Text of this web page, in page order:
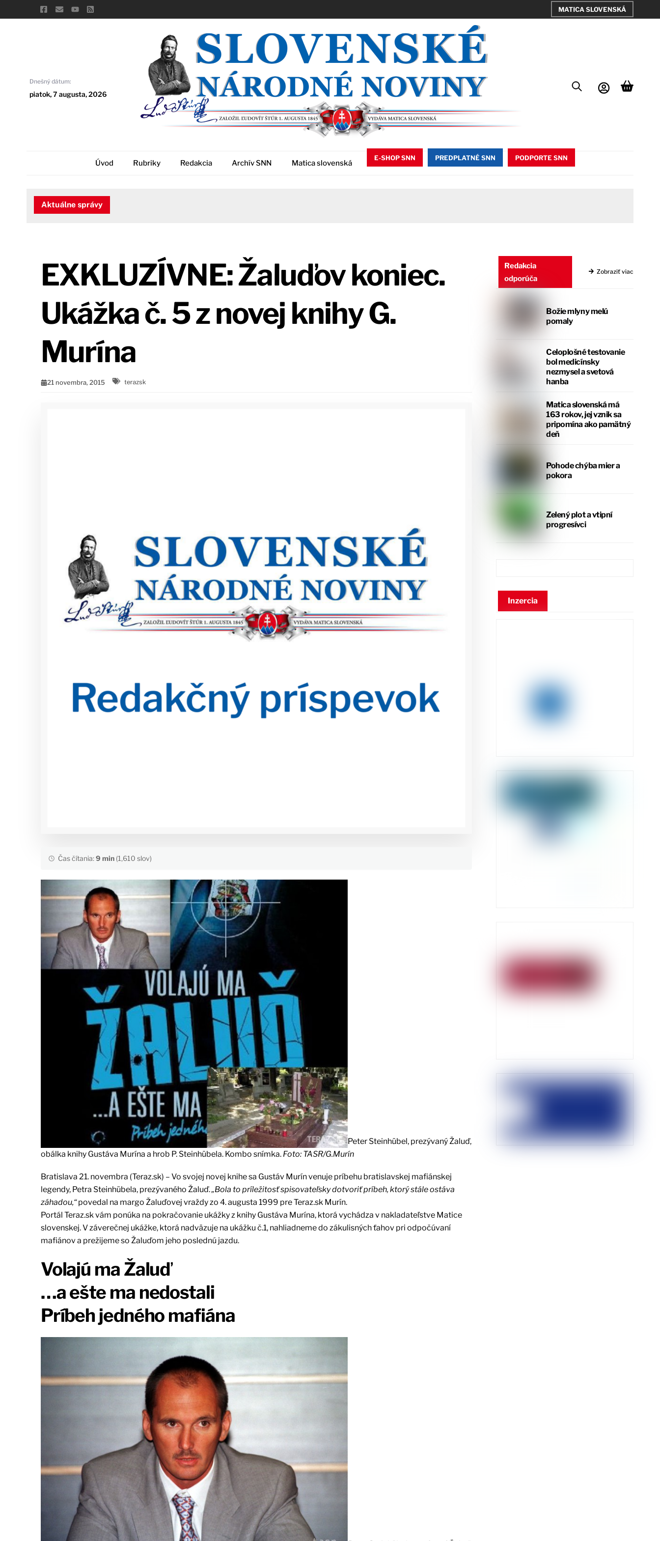
to
MATICA SLOVENSKÁ
Dnešný dátum:
piatok, 7 augusta, 2026
Úvod Rubriky Redakcia Archív SNN Matica slovenská
E-SHOP SNN PREDPLATNÉ SNN PODPORTE SNN
Aktuálne správy
EXKLUZÍVNE: Žaluďov koniec.
Ukážka č. 5 z novej knihy G.
Murína
21 novembra, 2015 terazsk
Čas čítania:9 min(1,610 slov)
Peter Steinhübel, prezývaný Žaluď,
obálka knihy Gustáva Murína a hrob P. Steinhübela. Kombo snímka. Foto: TASR/G.Murín
Bratislava 21. novembra (Teraz.sk) – Vo svojej novej knihe sa Gustáv Murín venuje príbehu bratislavskej mafiánskej
legendy, Petra Steinhübela, prezývaného Žaluď.„Bola to príležitosť spisovateľsky dotvoriť príbeh, ktorý stále ostáva
záhadou,“povedal na margo Žaluďovej vraždy zo 4. augusta 1999 pre Teraz.sk Murín.
Portál Teraz.sk vám ponúka na pokračovanie ukážky z knihy Gustáva Murína, ktorá vychádza v nakladateľstve Matice
slovenskej. V záverečnej ukážke, ktorá nadväzuje na ukážku č.1, nahliadneme do zákulisných ťahov pri odpočúvaní
mafiánov a prežijeme so Žaluďom jeho poslednú jazdu.
Volajú ma Žaluď
…a ešte ma nedostali
Príbeh jedného mafiána
Redakcia
odporúča
Zobraziť viac
Božie mlyny melú
pomaly
Celoplošné testovanie
bol medicínsky
nezmysel a svetová
hanba
Matica slovenská má
163 rokov, jej vznik sa
pripomína ako pamätný
deň
Pohode chýba mier a
pokora
Zelený plot a vtipní
progresívci
Inzercia